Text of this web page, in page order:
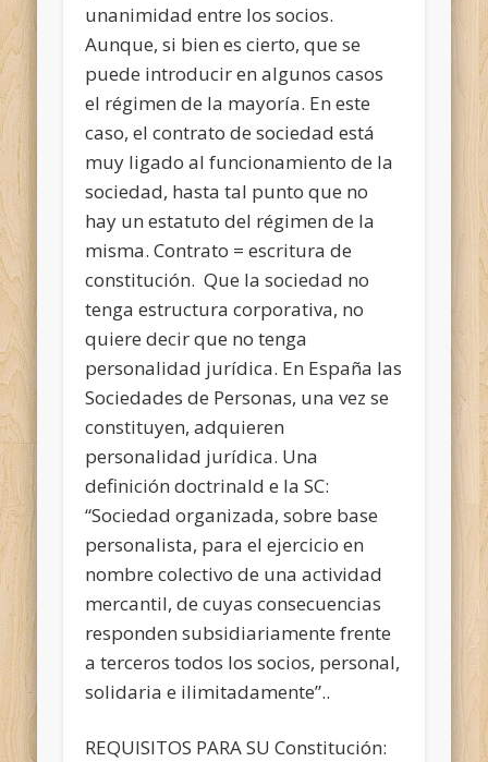
unanimidad entre los socios.
Aunque, si bien es cierto, que se
puede introducir en algunos casos
el régimen de la mayoría. En este
caso, el contrato de sociedad está
muy ligado al funcionamiento de la
sociedad, hasta tal punto que no
hay un estatuto del régimen de la
misma. Contrato = escritura de
constitución. Que la sociedad no
tenga estructura corporativa, no
quiere decir que no tenga
personalidad jurídica. En España las
Sociedades de Personas, una vez se
constituyen, adquieren
personalidad jurídica. Una
definición doctrinald e la SC:
“Sociedad organizada, sobre base
personalista, para el ejercicio en
nombre colectivo de una actividad
mercantil, de cuyas consecuencias
responden subsidiariamente frente
a terceros todos los socios, personal,
solidaria e ilimitadamente”..
REQUISITOS PARA SU Constitución: